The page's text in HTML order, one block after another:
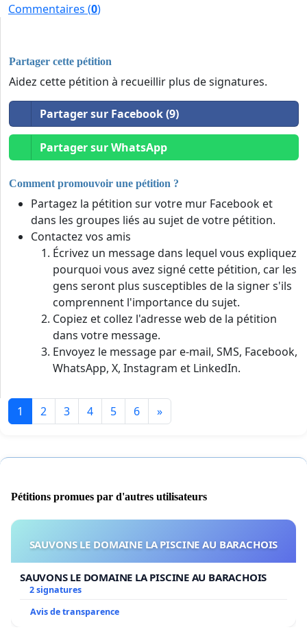
Commentaires (0)
Partager cette pétition
Aidez cette pétition à recueillir plus de signatures.
Partager sur Facebook (9)
Partager sur WhatsApp
Comment promouvoir une pétition ?
Partagez la pétition sur votre mur Facebook et
dans les groupes liés au sujet de votre pétition.
Contactez vos amis
Écrivez un message dans lequel vous expliquez
pourquoi vous avez signé cette pétition, car les
gens seront plus susceptibles de la signer s'ils
comprennent l'importance du sujet.
Copiez et collez l'adresse web de la pétition
dans votre message.
Envoyez le message par e-mail, SMS, Facebook,
WhatsApp, X, Instagram et LinkedIn.
1 2 3 4 5 6 »
Pétitions promues par d'autres utilisateurs
SAUVONS LE DOMAINE LA PISCINE AU BARACHOIS
SAUVONS LE DOMAINE LA PISCINE AU BARACHOIS
2 signatures
Avis de transparence